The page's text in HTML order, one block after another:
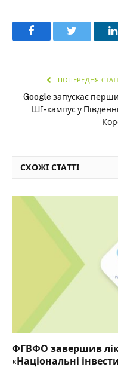
Facebook
ПОПЕРЕДНЯ
Google запускає
ШІ-кампус у
СХОЖІ СТАТТІ
ФГВФО завершив
«Національні